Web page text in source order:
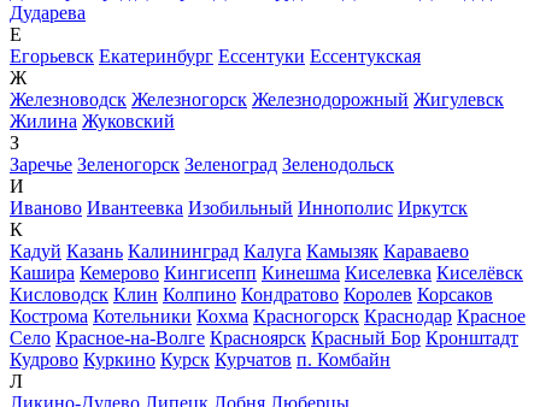
Дударева
Е
Егорьевск Екатеринбург Ессентуки Ессентукская
Ж
Железноводск Железногорск Железнодорожный Жигулевск
Жилина Жуковский
З
Заречье Зеленогорск Зеленоград Зеленодольск
И
Иваново Ивантеевка Изобильный Иннополис Иркутск
К
Кадуй Казань Калининград Калуга Камызяк Караваево
Кашира Кемерово Кингисепп Кинешма Киселевка Киселёвск
Кисловодск Клин Колпино Кондратово Королев Корсаков
Кострома Котельники Кохма Красногорск Краснодар Красное
Село Красное-на-Волге Красноярск Красный Бор Кронштадт
Кудрово Куркино Курск Курчатов п. Комбайн
Л
Ликино-Дулево Липецк Лобня Люберцы